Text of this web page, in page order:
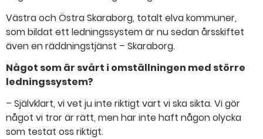
Västra och Östra Skaraborg, totalt elva kommuner,
som bildat ett ledningssystem är nu sedan årsskiftet
även en räddningstjänst – Skaraborg.
Något som är svårt i omställningen med större
ledningssystem?
– Självklart, vi vet ju inte riktigt vart vi ska sikta. Vi gör
något vi tror är rätt, men har inte haft någon olycka
som testat oss riktigt.